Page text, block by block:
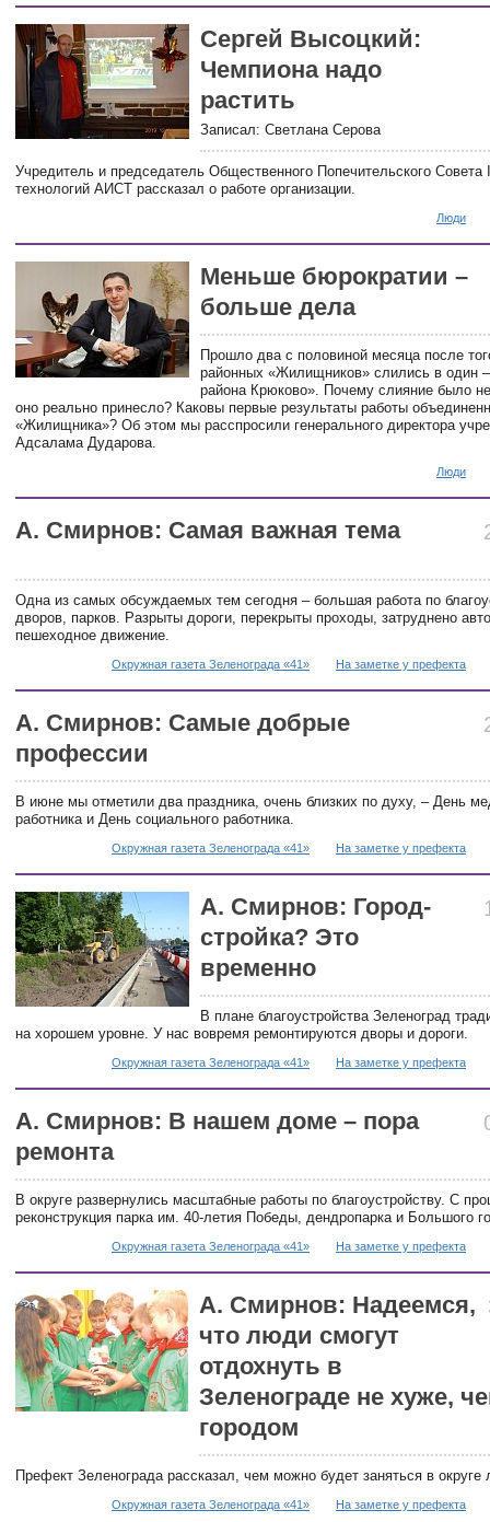
Сергей Высоцкий:
Чемпиона надо
растить
Записал: Светлана Серова
Учредитель и председатель Общественного Попечительского Совета
технологий АИСТ рассказал о работе организации.
Люди
Меньше бюрократии –
больше дела
Прошло два с половиной месяца после
районных «Жилищников» слились в один
района Крюково». Почему слияние было
оно реально принесло? Каковы первые результаты работы
«Жилищника»? Об этом мы расспросили генерального директора
Адсалама Дударова.
Люди
А. Смирнов: Самая важная тема
Одна из самых обсуждаемых тем сегодня – большая работа по
дворов, парков. Разрыты дороги, перекрыты проходы, затруднено
пешеходное движение.
Окружная газета Зеленограда «41» На заметке у префекта
А. Смирнов: Самые добрые
профессии
В июне мы отметили два праздника, очень близких по духу, – День
работника и День социального работника.
Окружная газета Зеленограда «41» На заметке у префекта
А. Смирнов: Город-
стройка? Это
временно
В плане благоустройства Зеленоград
на хорошем уровне. У нас вовремя ремонтируются дворы и дороги.
Окружная газета Зеленограда «41» На заметке у префекта
А. Смирнов: В нашем доме – пора
ремонта
В округе развернулись масштабные работы по благоустройству. С
реконструкция парка им. 40-летия Победы, дендропарка и Большого
Окружная газета Зеленограда «41» На заметке у префекта
А. Смирнов: Надеемся,
что люди смогут
отдохнуть в
Зеленограде не хуже,
городом
Префект Зеленограда рассказал, чем можно будет заняться в округе
Окружная газета Зеленограда «41» На заметке у префекта